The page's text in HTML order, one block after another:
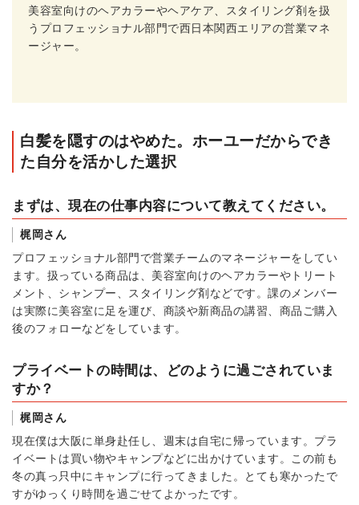
美容室向けのヘアカラーやヘアケア、スタイリング剤を扱
うプロフェッショナル部門で西日本関西エリアの営業マネ
ージャー。
白髪を隠すのはやめた。ホーユーだからでき
た自分を活かした選択
まずは、現在の仕事内容について教えてください。
梶岡さん
プロフェッショナル部門で営業チームのマネージャーをしてい
ます。扱っている商品は、美容室向けのヘアカラーやトリート
メント、シャンプー、スタイリング剤などです。課のメンバー
は実際に美容室に足を運び、商談や新商品の講習、商品ご購入
後のフォローなどをしています。
プライベートの時間は、どのように過ごされていま
すか？
梶岡さん
現在僕は大阪に単身赴任し、週末は自宅に帰っています。プラ
イベートは買い物やキャンプなどに出かけています。この前も
冬の真っ只中にキャンプに行ってきました。とても寒かったで
すがゆっくり時間を過ごせてよかったです。